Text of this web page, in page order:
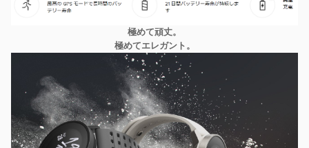
極めて頑丈。
極めてエレガント。